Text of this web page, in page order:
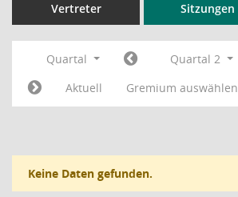
Vertreter Sitzungen
Quartal Quartal 2
Aktuell
Gremium auswählen
Keine Daten gefunden.